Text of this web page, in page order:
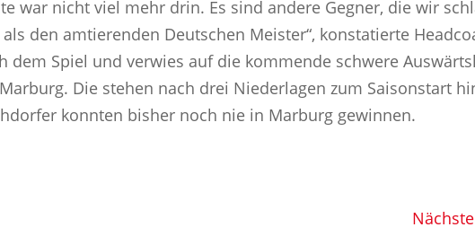
war nicht viel mehr drin. Es sind andere Gegner, die wir
den amtierenden Deutschen Meister“, konstatierte
dem Spiel und verwies auf die kommende schwere
Die stehen nach drei Niederlagen zum Saisonstart
konnten bisher noch nie in Marburg gewinnen.